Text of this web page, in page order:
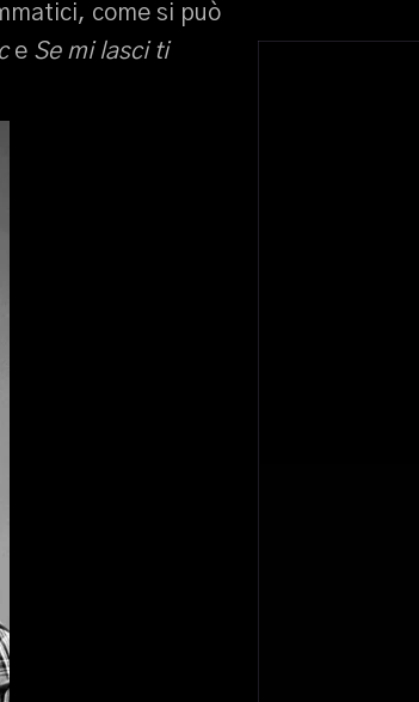
come si può
e Se mi lasci ti